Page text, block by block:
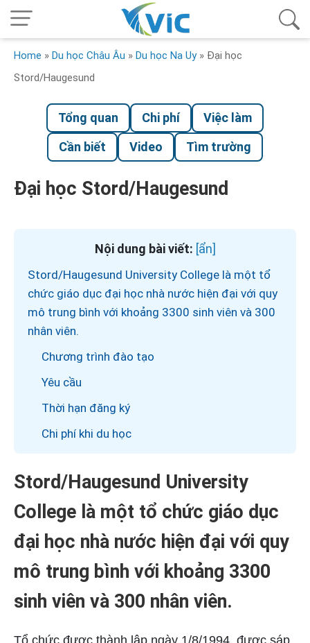
Home » Du học Châu Âu » Du học Na Uy» Đại học
Stord/Haugesund
Tổng quan Chi phí
Việc làm
Cần biết
Video Tìm trường
Đại học Stord/Haugesund
Nội dung bài viết:
Stord/Haugesund University College là một tổ
chức giáo dục đại học nhà nước hiện đại với quy
mô trung bình với khoảng 3300 sinh viên và 300
nhân viên.
Chương trình đào tạo
Yêu cầu
Thời hạn đăng ký
Chi phí khi du học
Stord/Haugesund University
College là một tổ chức giáo dục
đại học nhà nước hiện đại với quy
mô trung bình với khoảng 3300
sinh viên và 300 nhân viên.
Tổ chức được thành lập ngày 1/8/1994, được sáp